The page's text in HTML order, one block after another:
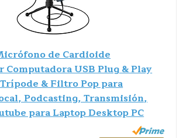
de Cardioide
Computadora USB Plug & Play
& Filtro Pop para
Podcasting, Transmisión,
para Laptop Desktop PC